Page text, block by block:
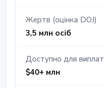
Жертв (оцінка DOJ)
3,5 млн осіб
Доступно для виплат
$40+ млн